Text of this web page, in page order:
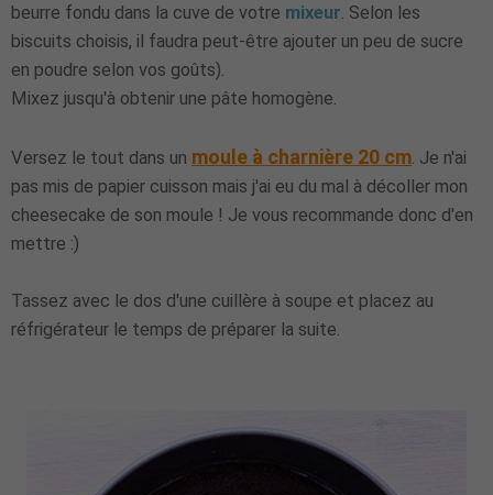
beurre fondu dans la cuve de votre mixeur . Selon les
biscuits choisis, il faudra peut-être ajouter un peu de sucre
en poudre selon vos goûts).
Mixez jusqu'à obtenir une pâte homogène.
Versez le tout dans un moule à charnière 20 cm . Je n'ai
pas mis de papier cuisson mais j'ai eu du mal à décoller mon
cheesecake de son moule ! Je vous recommande donc d'en
mettre :)
Tassez avec le dos d'une cuillère à soupe et placez au
réfrigérateur le temps de préparer la suite.